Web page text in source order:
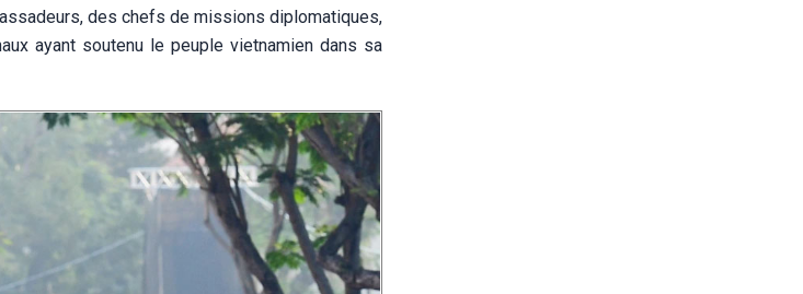
des chefs de missions diplomatiques,
ayant soutenu le peuple vietnamien dans sa